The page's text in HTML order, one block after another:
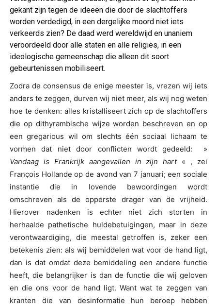
gekant zijn tegen de ideeën die door de slachtoffers
worden verdedigd, in een dergelijke moord niet iets
verkeerds zien? De daad werd wereldwijd en unaniem
veroordeeld door alle staten en alle religies, in een
ideologische gemeenschap die alleen dit soort
gebeurtenissen mobiliseert.
Zodra de consensus de enige meester is, vrezen wij iets
anders te zeggen, durven wij niet meer, als wij nog weten
hoe te denken: alles kristalliseert zich op de slachtoffers
die op dithyrambische wijze worden beschreven en op
een gregarious wil om slechts één sociaal lichaam te
vormen dat niet door conflicten wordt gedeeld: »
Vandaag is Frankrijk aangevallen in zijn hart« , zei
François Hollande op de avond van 7 januari; een sociale
instantie die in lovende bewoordingen wordt
omschreven als de opperste drager van de vrijheid.
Hierover nadenken is echter niet zich storten in
herhaalde pathetische huldebetuigingen, maar in deze
verontwaardiging, die meestal getroffen is, zeker een
betekenis zien: als wij bemiddelen wat voor de hand ligt,
dan is dat omdat deze bemiddeling een andere functie
heeft, die belangrijker is dan de functie die wij geloven
en die ons voor de hand ligt. Want wat te zeggen van
kranten die van desinformatie hun beroep hebben